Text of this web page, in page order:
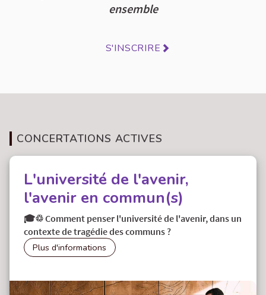
ensemble
S'INSCRIRE
CONCERTATIONS ACTIVES
L'université de l'avenir,
l'avenir en commun(s)
🎓♲ Comment penser l'université de l'avenir, dans un
contexte de tragédie des communs ?
L'université de l'avenir, l'avenir en commun(s)
Plus d'informations